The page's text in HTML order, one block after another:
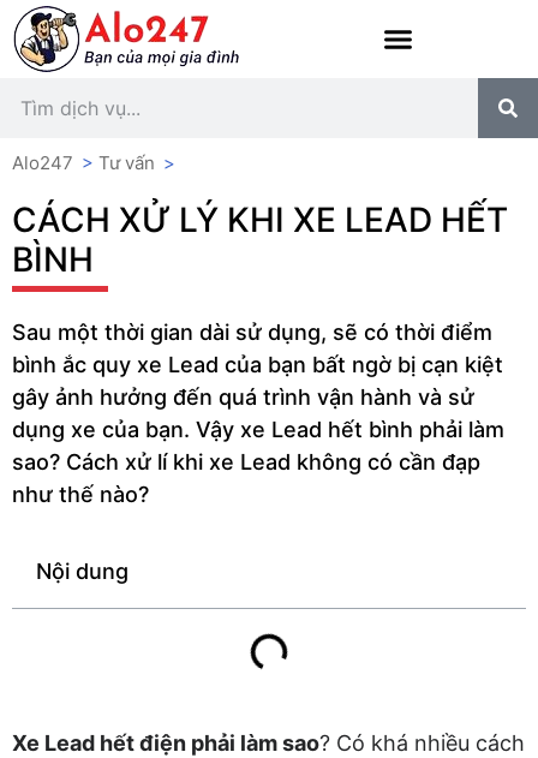
Alo247 > Tư vấn >
CÁCH XỬ LÝ KHI XE LEAD HẾT
BÌNH
Sau một thời gian dài sử dụng, sẽ có thời điểm
bình ắc quy xe Lead của bạn bất ngờ bị cạn kiệt
gây ảnh hưởng đến quá trình vận hành và sử
dụng xe của bạn. Vậy xe Lead hết bình phải làm
sao? Cách xử lí khi xe Lead không có cần đạp
như thế nào?
Nội dung
Xe Lead hết điện phải làm sao? Có khá nhiều cách